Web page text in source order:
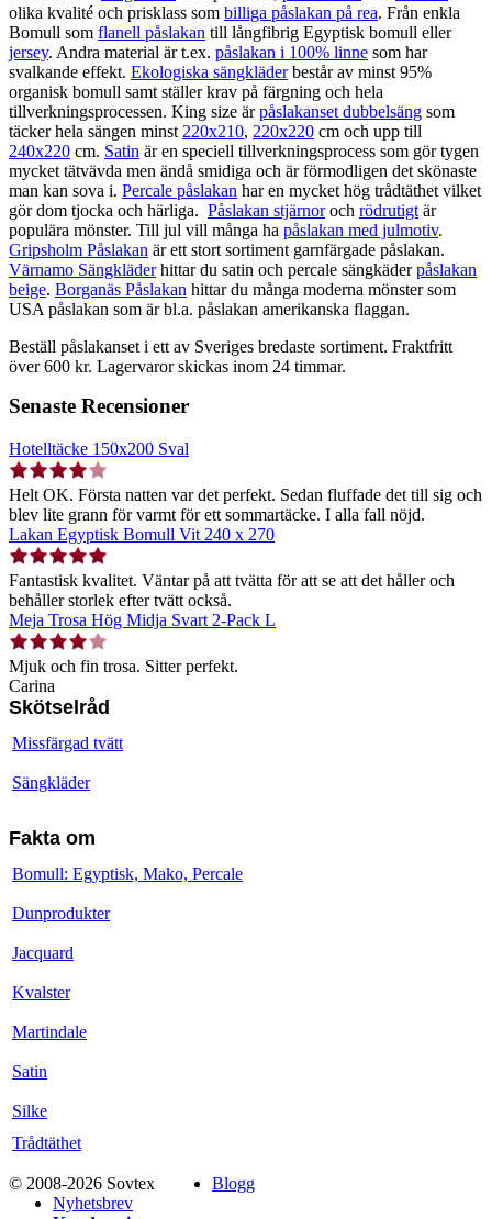
olika kvalité och prisklass som billiga påslakan på rea. Från enkla
Bomull som flanell påslakan till långfibrig Egyptisk bomull eller
jersey. Andra material är t.ex. påslakan i 100% linne som har
svalkande effekt. Ekologiska sängkläderbestår av minst 95%
organisk bomull samt ställer krav på färgning och hela
tillverkningsprocessen. King size ärpåslakanset dubbelsäng som
täcker hela sängen minst 220x210, 220x220 cm och upp till
240x220 cm. Satin är en speciell tillverkningsprocess som gör tygen
mycket tätvävda men ändå smidiga och är förmodligen det skönaste
man kan sova i. Percale påslakan har en mycket hög trådtäthet vilket
gör dom tjocka och härliga. Påslakan stjärnoroch rödrutigt är
populära mönster. Till jul vill många ha påslakan med julmotiv.
Gripsholm Påslakan är ett stort sortiment garnfärgade påslakan.
Värnamo Sängkläderhittar du satin och percale sängkäderpåslakan
beige. Borganäs Påslakan hittar du många moderna mönster som
USA påslakan som är bl.a. påslakan amerikanska flaggan.
Beställ påslakanset i ett av Sveriges bredaste sortiment. Fraktfritt
över 600 kr. Lagervaror skickas inom 24 timmar.
Senaste Recensioner
Hotelltäcke 150x200 Sval
Helt OK. Första natten var det perfekt. Sedan fluffade det till sig och
blev lite grann för varmt för ett sommartäcke. I alla fall nöjd.
Lakan Egyptisk Bomull Vit 240 x 270
Fantastisk kvalitet. Väntar på att tvätta för att se att det håller och
behåller storlek efter tvätt också.
Meja Trosa Hög Midja Svart 2-Pack L
Mjuk och fin trosa. Sitter perfekt.
Carina
Skötselråd
Missfärgad tvätt
Sängkläder
Fakta om
Bomull: Egyptisk, Mako, Percale
Dunprodukter
Jacquard
Kvalster
Martindale
Satin
Silke
Trådtäthet
© 2008-2026 Sovtex
Blogg
Nyhetsbrev